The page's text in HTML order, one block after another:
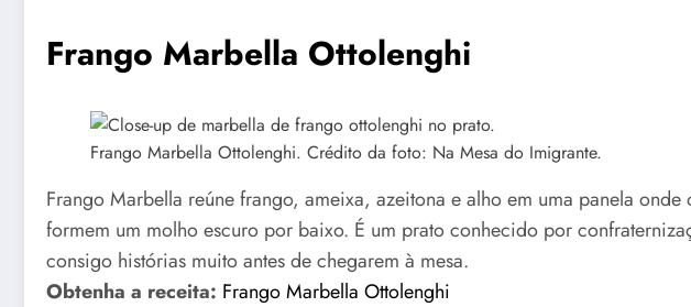
Frango Marbella Ottolenghi
Frango Marbella Ottolenghi. Crédito da foto: Na Mesa do Imigrante.
Frango Marbella reúne frango, ameixa, azeitona e alho em uma panela
formem um molho escuro por baixo. É um prato conhecido por
consigo histórias muito antes de chegarem à mesa.
Obtenha a receita: Frango Marbella Ottolenghi